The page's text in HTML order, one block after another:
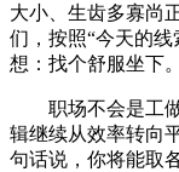
大小、生齿多寡尚
们，按照“今天的
想：找个舒服坐下。
职场不会是工做
辑继续从效率转向
句话说，你将能取